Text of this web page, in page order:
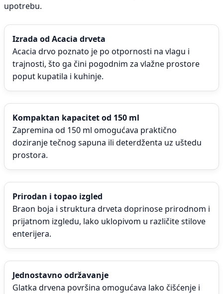
upotrebu.
Izrada od Acacia drveta
Acacia drvo poznato je po otpornosti na vlagu i
trajnosti, što ga čini pogodnim za vlažne prostore
poput kupatila i kuhinje.
Kompaktan kapacitet od 150 ml
Zapremina od 150 ml omogućava praktično
doziranje tečnog sapuna ili deterdženta uz uštedu
prostora.
Prirodan i topao izgled
Braon boja i struktura drveta doprinose prirodnom i
prijatnom izgledu, lako uklopivom u različite stilove
enterijera.
Jednostavno održavanje
Glatka drvena površina omogućava lako čišćenje i